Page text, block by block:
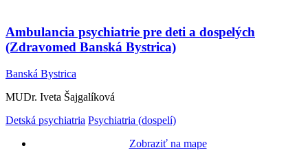
Ambulancia psychiatrie pre deti a dospelých
(Zdravomed Banská Bystrica)
Banská Bystrica
MUDr. Iveta Šajgalíková
Detská psychiatria Psychiatria (dospelí)
Zobraziť na mape